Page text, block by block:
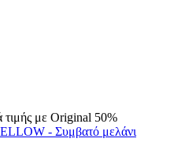
τιμής με Original 50%
- Συμβατό μελάνι